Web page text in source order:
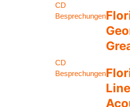
CD
Besprechungen
CD
Besprechungen